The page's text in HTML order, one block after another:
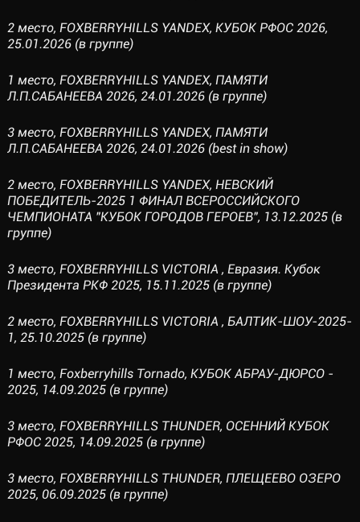
2 место, FOXBERRYHILLS YANDEX, КУБОК РФОС 2026,
25.01.2026 (в группе)
1 место, FOXBERRYHILLS YANDEX, ПАМЯТИ
Л.П.САБАНЕЕВА 2026, 24.01.2026 (в группе)
3 место, FOXBERRYHILLS YANDEX, ПАМЯТИ
Л.П.САБАНЕЕВА 2026, 24.01.2026 (best in show)
2 место, FOXBERRYHILLS YANDEX, НЕВСКИЙ
ПОБЕДИТЕЛЬ-2025 1 ФИНАЛ ВСЕРОССИЙСКОГО
ЧЕМПИОНАТА "КУБОК ГОРОДОВ ГЕРОЕВ", 13.12.2025 (в
группе)
3 место, FOXBERRYHILLS VICTORIA , Евразия. Кубок
Президента РКФ 2025, 15.11.2025 (в группе)
2 место, FOXBERRYHILLS VICTORIA , БАЛТИК-ШОУ-2025-
1, 25.10.2025 (в группе)
1 место, Foxberryhills Tornado, КУБОК АБРАУ-ДЮРСО -
2025, 14.09.2025 (в группе)
3 место, FOXBERRYHILLS THUNDER, ОСЕННИЙ КУБОК
РФОС 2025, 14.09.2025 (в группе)
3 место, FOXBERRYHILLS THUNDER, ПЛЕЩЕЕВО ОЗЕРО
2025, 06.09.2025 (в группе)